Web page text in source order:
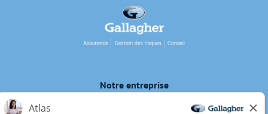
Notre entreprise
Protection de la vie privée du candidat